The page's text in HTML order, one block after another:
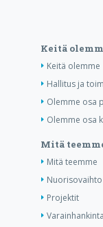
Keitä
Keitä olemme
Hallitus ja
Olemme osa
Olemme osa
Mitä
Mitä teemme
Nuorisovaihto
Projektit